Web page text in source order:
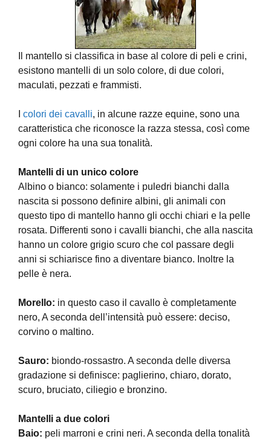
Il mantello si classifica in base al colore di peli e crini,
esistono mantelli di un solo colore, di due colori,
maculati, pezzati e frammisti.
colori dei cavalli, in alcune razze equine, sono una
caratteristica che riconosce la razza stessa, così come
ogni colore ha una sua tonalità.
Mantelli di un unico colore
Albino o bianco: solamente i puledri bianchi dalla
nascita si possono definire albini, gli animali con
questo tipo di mantello hanno gli occhi chiari e la pelle
rosata. Differenti sono i cavalli bianchi, che alla nascita
hanno un colore grigio scuro che col passare degli
anni si schiarisce fino a diventare bianco. Inoltre la
pelle è nera.
Morello: in questo caso il cavallo è completamente
nero, A seconda dell’intensità può essere: deciso,
corvino o maltino.
Sauro: biondo-rossastro. A seconda delle diversa
gradazione si definisce: paglierino, chiaro, dorato,
scuro, bruciato, ciliegio e bronzino.
Mantelli a due colori
Baio: peli marroni e crini neri. A seconda della tonalità